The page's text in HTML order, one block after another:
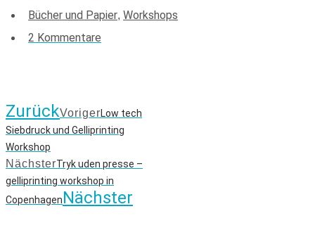
Bücher und Papier, Workshops
2 Kommentare
ZurückVorigerLow tech
Siebdruck und Gelliprinting
Workshop
NächsterTryk uden presse –
gelliprinting workshop in
CopenhagenNächster